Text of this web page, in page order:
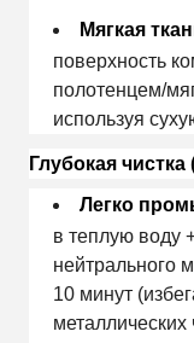
Мягкая
поверхность
полотенцем/
используя
Глубокая
Легко
в теплую воду
нейтрального
10 минут
металлических